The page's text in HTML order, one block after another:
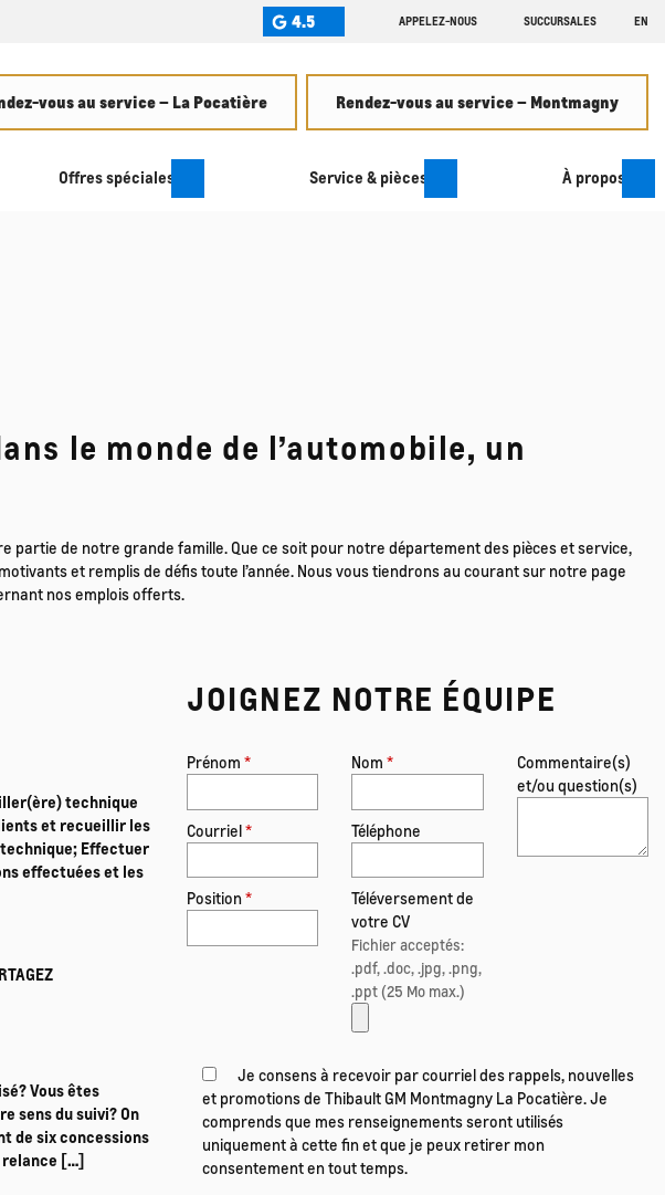
4.5 APPELEZ-NOUS SUCCURSALES EN
vous au service – La Pocatière Rendez-vous au service – Montmagny
Offres spéciales Service & pièces À propos
le monde de l’automobile, un
de notre grande famille. Que ce soit pour notre département des pièces et service,
et remplis de défis toute l’année. Nous vous tiendrons au courant sur notre page
nos emplois offerts.
technique
et recueillir les
Effectuer
effectuées et les
Vous êtes
sens du suivi? On
de six concessions
relance […]
JOIGNEZ NOTRE ÉQUIPE
Prénom * Nom*
Courriel* Téléphone
Position*
Téléversement de
votre CV
Fichier acceptés:
.pdf, .doc, .jpg, .png,
.ppt (25 Mo max.)
Commentaire(s)
et/ou question(s)
Je consens à recevoir par courriel des rappels, nouvelles
et promotions de Thibault GM Montmagny La Pocatière. Je
comprends que mes renseignements seront utilisés
uniquement à cette fin et que je peux retirer mon
consentement en tout temps.